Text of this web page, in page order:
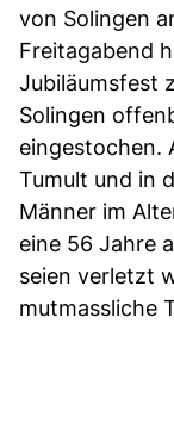
von Solingen
Freitagabend
Jubiläumsfest
Solingen
eingestochen.
Tumult und in
Männer im
eine 56 Jahre
seien verletzt
mutmassliche